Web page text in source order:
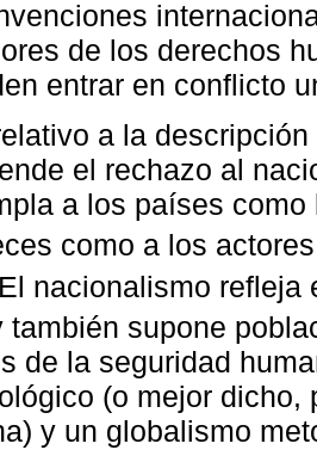
de los derechos
entrar en conflicto
a la
el rechazo al
a los países
como a los
nacionalismo refleja
también supone
de la seguridad
(o mejor
y un globalismo